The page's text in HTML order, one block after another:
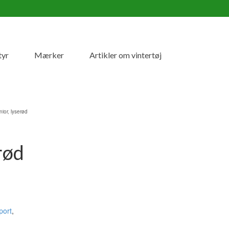
Mærker Artikler om vintertøj
lyserød
,